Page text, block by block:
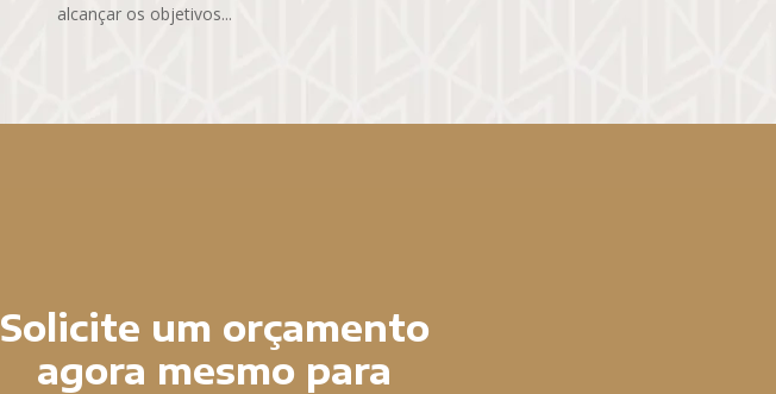
alcançar os objetivos...
Solicite um orçamento
agora mesmo para